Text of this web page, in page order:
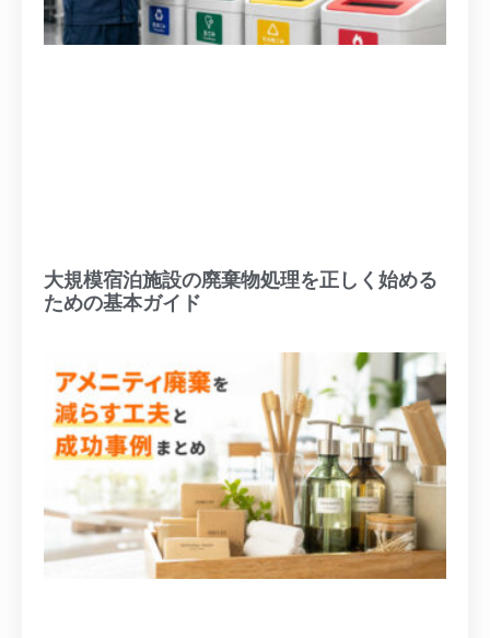
大規模宿泊施設の廃棄物処理を正しく始める
ための基本ガイド